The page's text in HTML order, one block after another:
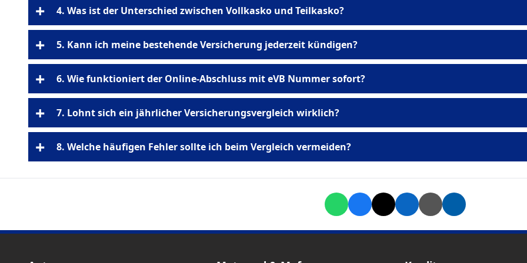
+ 4. Was ist der Unterschied zwischen Vollkasko und Teilkasko?
+ 5. Kann ich meine bestehende Versicherung jederzeit kündigen?
einen Monat zum 30. November
+ 6. Wie funktioniert der Online-Abschluss mit eVB Nummer sofort?
Nummer kommt in 2 bis 5 Minuten
+ 7. Lohnt sich ein jährlicher Versicherungsvergleich wirklich?
+ 8. Welche häufigen Fehler sollte ich beim Vergleich vermeiden?
3. Alte